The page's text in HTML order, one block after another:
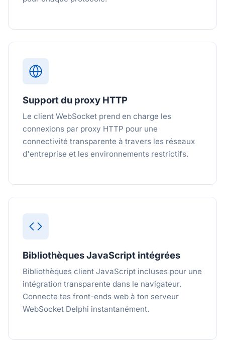
Support du proxy HTTP
Le client WebSocket prend en charge les
connexions par proxy HTTP pour une
connectivité transparente à travers les réseaux
d'entreprise et les environnements restrictifs.
Bibliothèques JavaScript intégrées
Bibliothèques client JavaScript incluses pour une
intégration transparente dans le navigateur.
Connecte tes front-ends web à ton serveur
WebSocket Delphi instantanément.